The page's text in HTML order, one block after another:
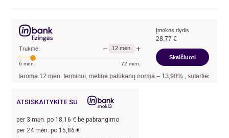
Trukmė: − 12mėn. +
6 mėn. 72 mėn.
Įmokos dydis
28,77 €
Skaičiuoti
12mėn. terminui, metinė palūkanų norma –13,90%, sutarties sudarymo
ATSISKAITYKITE SU
per 3 mėn. po 18,16 € be pabrangimo
per 24 mėn. po 15,86 €